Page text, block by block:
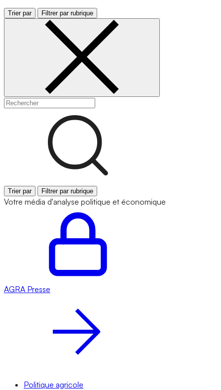
Trier par Filtrer par rubrique
Trier par Filtrer par rubrique
Votre média d'analyse politique et économique
AGRA Presse
Politique agricole